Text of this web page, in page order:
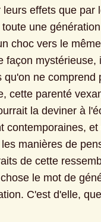
effets que par
une génération
choc vers le
façon mystérieuse,
ne comprend
cette parenté
la deviner à
contemporaines, et
manières de
de cette
le mot de
C'est d'elle,